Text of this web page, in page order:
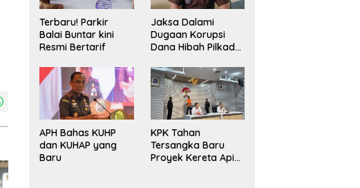
Terbaru! Parkir
Balai Buntar kini
Resmi Bertarif
Jaksa Dalami
Dugaan Korupsi
Dana Hibah Pilkada
Kaur
APH Bahas KUHP
dan KUHAP yang
Baru
KPK Tahan
Tersangka Baru
Proyek Kereta Api